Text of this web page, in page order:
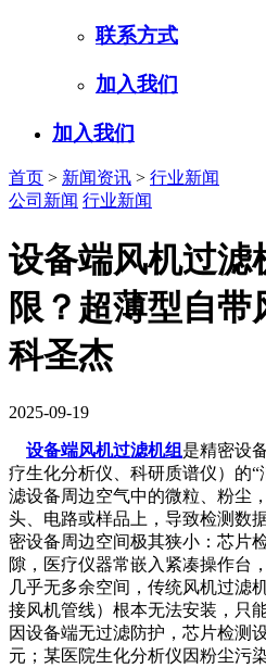
联系方式
加入我们
加入我们
首页 > 新闻资讯 > 行业新闻
公司新闻 行业新闻
设备端风机过滤
限？超薄型自带
科圣杰
2025-09-19
设备端风机过滤机组 是精密设
疗生化分析仪、科研质谱仪）的
滤设备周边空气中的微粒、粉尘
头、电路或样品上，导致检测数
密设备周边空间极其狭小：芯片
隙，医疗仪器常嵌入紧凑操作台
几乎无多余空间，传统风机过滤
接风机管线）根本无法安装，只
因设备端无过滤防护，芯片检测
元；某医院生化分析仪因粉尘污